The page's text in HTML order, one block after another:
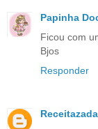
Papinha
Ficou com
Bjos
Responder
Receitazada